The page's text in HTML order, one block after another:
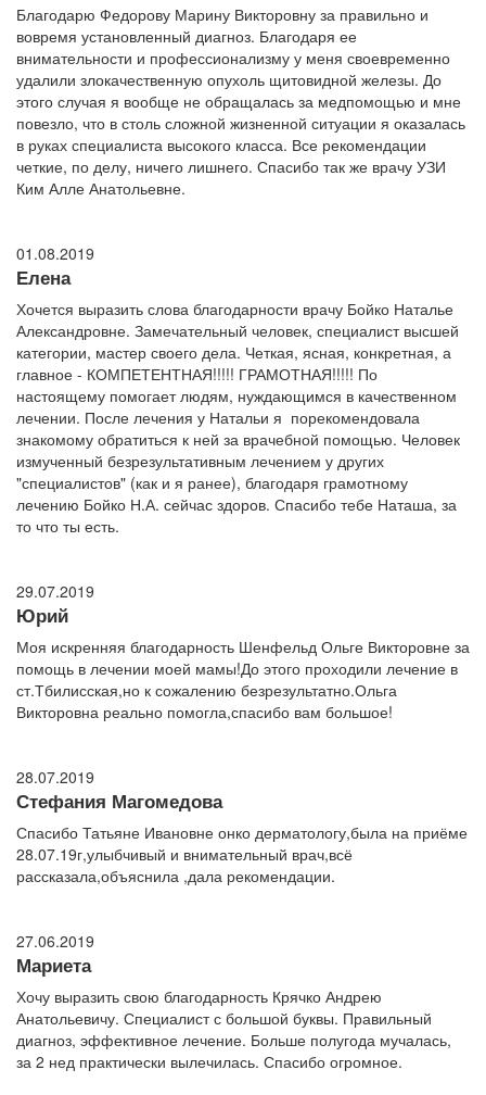
Благодарю Федорову Марину Викторовну за правильно и
вовремя установленный диагноз. Благодаря ее
внимательности и профессионализму у меня своевременно
удалили злокачественную опухоль щитовидной железы. До
этого случая я вообще не обращалась за медпомощью и мне
повезло, что в столь сложной жизненной ситуации я оказалась
в руках специалиста высокого класса. Все рекомендации
четкие, по делу, ничего лишнего. Спасибо так же врачу УЗИ
Ким Алле Анатольевне.
01.08.2019
Елена
Хочется выразить слова благодарности врачу Бойко Наталье
Александровне. Замечательный человек, специалист высшей
категории, мастер своего дела. Четкая, ясная, конкретная, а
главное - КОМПЕТЕНТНАЯ!!!!! ГРАМОТНАЯ!!!!! По
настоящему помогает людям, нуждающимся в качественном
лечении. После лечения у Натальи я порекомендовала
знакомому обратиться к ней за врачебной помощью. Человек
измученный безрезультативным лечением у других
"специалистов" (как и я ранее), благодаря грамотному
лечению Бойко Н.А. сейчас здоров. Спасибо тебе Наташа, за
то что ты есть.
29.07.2019
Юрий
Моя искренняя благодарность Шенфельд Ольге Викторовне за
помощь в лечении моей мамы!До этого проходили лечение в
ст.Тбилисская,но к сожалению безрезультатно.Ольга
Викторовна реально помогла,спасибо вам большое!
28.07.2019
Стефания Магомедова
Спасибо Татьяне Ивановне онко дерматологу,была на приёме
28.07.19г,улыбчивый и внимательный врач,всё
рассказала,объяснила ,дала рекомендации.
27.06.2019
Мариета
Хочу выразить свою благодарность Крячко Андрею
Анатольевичу. Специалист с большой буквы. Правильный
диагноз, эффективное лечение. Больше полугода мучалась,
за 2 нед практически вылечилась. Спасибо огромное.